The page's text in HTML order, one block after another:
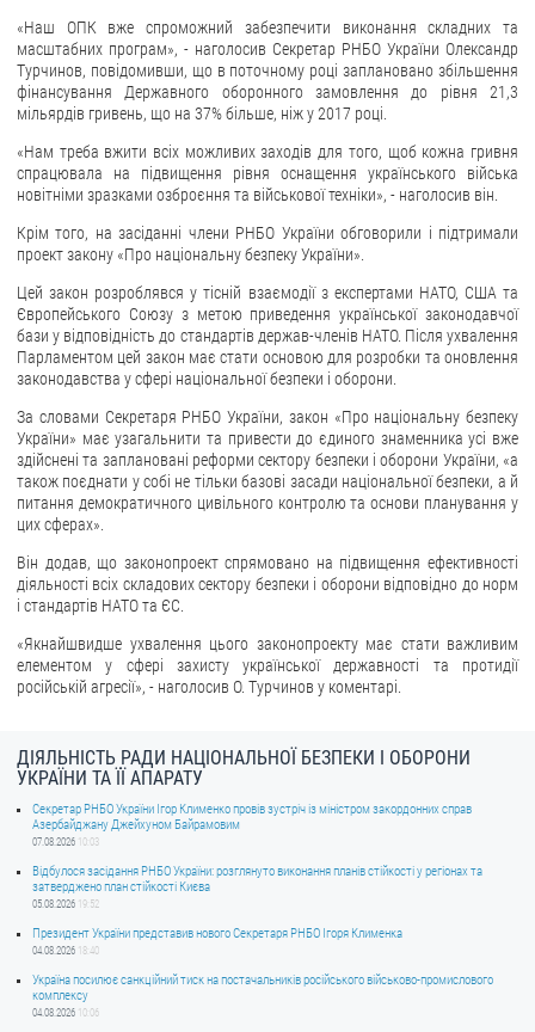
Питання запобігання корупції
Публічні закупівлі
Внутрішній аудит
ДЕРЖАВНИЙ РЕЄСТР САНКЦІЙ
«Наш ОПК вже спроможний забезпечити виконання складних та
масштабних програм», - наголосив Секретар РНБО України Олександр
Турчинов, повідомивши, що в поточному році заплановано збільшення
фінансування Державного оборонного замовлення до рівня 21,3
мільярдів гривень, що на 37% більше, ніж у 2017 році.
«Нам треба вжити всіх можливих заходів для того, щоб кожна гривня
спрацювала на підвищення рівня оснащення українського війська
новітніми зразками озброєння та військової техніки», - наголосив він.
Крім того, на засіданні члени РНБО України обговорили і підтримали
проект закону «Про національну безпеку України».
Цей закон розроблявся у тісній взаємодії з експертами НАТО, США та
Європейського Союзу з метою приведення української законодавчої
бази у відповідність до стандартів держав-членів НАТО. Після ухвалення
Парламентом цей закон має стати основою для розробки та оновлення
законодавства у сфері національної безпеки і оборони.
За словами Секретаря РНБО України, закон «Про національну безпеку
України» має узагальнити та привести до єдиного знаменника усі вже
здійснені та заплановані реформи сектору безпеки і оборони України, «а
також поєднати у собі не тільки базові засади національної безпеки, а й
питання демократичного цивільного контролю та основи планування у
цих сферах».
Він додав, що законопроект спрямовано на підвищення ефективності
діяльності всіх складових сектору безпеки і оборони відповідно до норм
і стандартів НАТО та ЄС.
«Якнайшвидше ухвалення цього законопроекту має стати важливим
елементом у сфері захисту української державності та протидії
російській агресії», - наголосив О. Турчинов у коментарі.
ДІЯЛЬНІСТЬ РАДИ НАЦІОНАЛЬНОЇ БЕЗПЕКИ І ОБОРОНИ
УКРАЇНИ ТА ЇЇ АПАРАТУ
Секретар РНБО України Ігор Клименко провів зустріч із міністром закордонних справ
Азербайджану Джейхуном Байрамовим
07.08.2026 10:03
Відбулося засідання РНБО України: розглянуто виконання планів стійкості у регіонах та
затверджено план стійкості Києва
05.08.2026 19:52
Президент України представив нового Секретаря РНБО Ігоря Клименка
04.08.2026 18:40
Україна посилює санкційний тиск на постачальників російського військово-промислового
комплексу
04.08.2026 10:06